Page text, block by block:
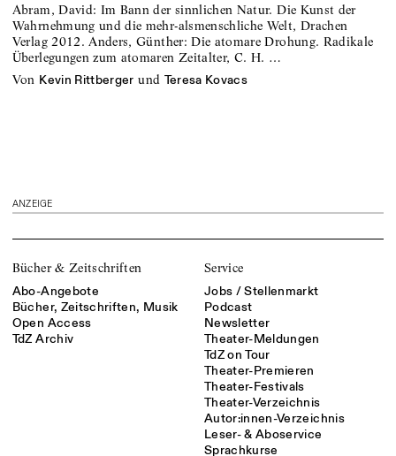
Abram, David: Im Bann der sinnlichen Natur. Die Kunst der
Wahrnehmung und die mehr-alsmenschliche Welt, Drachen
Verlag 2012. Anders, Günther: Die atomare Drohung. Radikale
Überlegungen zum atomaren Zeitalter, C. H. …
von Kevin Rittberger und Teresa Kovacs
ANZEIGE
Bücher & Zeitschriften
Abo-Angebote
Bücher, Zeitschriften, Musik
Open Access
TdZ Archiv
Service
Jobs / Stellenmarkt
Podcast
Newsletter
Theater-Meldungen
TdZ on Tour
Theater-Premieren
Theater-Festivals
Theater-Verzeichnis
Autor:innen-Verzeichnis
Leser- & Aboservice
Sprachkurse